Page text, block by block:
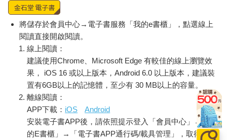
將儲存於會員中心→電子書服務「我的e書櫃」，點選線上
閱讀直接開啟閱讀。
線上閱讀：
建議使用Chrome、Microsoft Edge 有較佳的線上瀏覽效
果， iOS 16 或以上版本，Android 6.0 以上版本，建議裝
置有6GB以上的記憶體，至少有 30 MB以上的容量。
離線閱讀：
APP下載： iOS
Android
安裝電子書APP後，請依照提示登入「會員中心」→「我
的E書櫃」→「電子書APP通行碼/載具管理」，取得通行